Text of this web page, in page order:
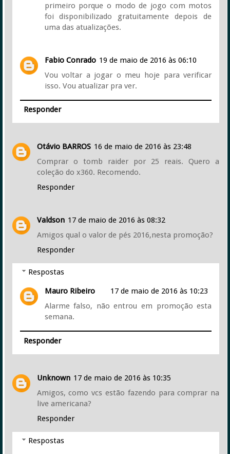
primeiro porque o modo de jogo com motos
foi disponibilizado gratuitamente depois de
uma das atualizações.
Fabio Conrado 19 de maio de 2016 às 06:10
Vou voltar a jogar o meu hoje para verificar
isso. Vou atualizar pra ver.
Responder
Otávio BARROS 16 de maio de 2016 às 23:48
Comprar o tomb raider por 25 reais. Quero a
coleção do x360. Recomendo.
Responder
Valdson 17 de maio de 2016 às 08:32
Amigos qual o valor de pés 2016,nesta promoção?
Responder
Respostas
Mauro Ribeiro
17 de maio de 2016 às 10:23
Alarme falso, não entrou em promoção esta
semana.
Responder
Unknown 17 de maio de 2016 às 10:35
Amigos, como vcs estão fazendo para comprar na
live americana?
Responder
Respostas